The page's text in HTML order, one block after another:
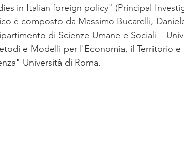
in Italian foreign policy" (Principal
è composto da Massimo Bucarelli,
di Scienze Umane e Sociali –
e Modelli per l'Economia, il Territorio e
Università di Roma.